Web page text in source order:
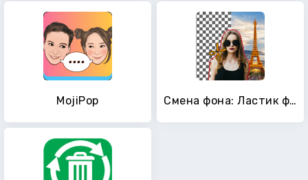
MojiPop Смена фона: Ластик фона:редактор фотографий CutCut